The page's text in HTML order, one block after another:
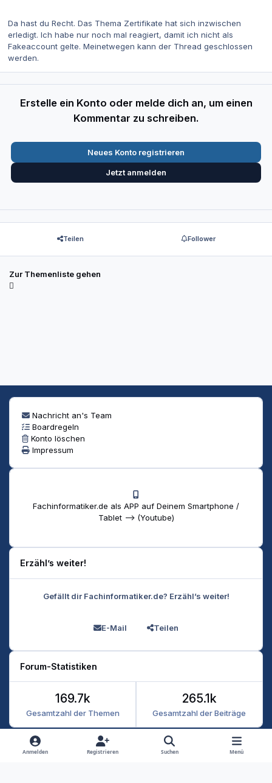
Da hast du Recht. Das Thema Zertifikate hat sich inzwischen
erledigt. Ich habe nur noch mal reagiert, damit ich nicht als
Fakeaccount gelte. Meinetwegen kann der Thread geschlossen
werden.
Erstelle ein Konto oder melde dich an, um einen
Kommentar zu schreiben.
Neues Konto registrieren
Jetzt anmelden
Teilen Follower
Zur Themenliste gehen
Nachricht an's Team
Boardregeln
Konto löschen
Impressum
Fachinformatiker.de als APP auf Deinem Smartphone /
Tablet --> (Youtube)
Erzähl’s weiter!
Gefällt dir Fachinformatiker.de? Erzähl’s weiter!
E-Mail Teilen
Forum-Statistiken
Gesamtzahl der Themen
169.7k
Gesamtzahl der Beiträge
265.1k
Heller Modus
Dunkler Modus
Systemeinstellung
Anmelden Registrieren Suchen Menü